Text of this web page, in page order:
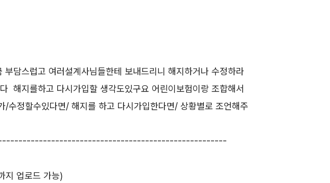
담스럽고 여러설계사님들한테 보내드리니 해지하거나 수정하라
해지를하고 다시가입할 생각도있구요 어린이보험이랑 조합해서
수정할수있다면/ 해지를 하고 다시가입한다면/ 상황별로 조언해주
지 업로드 가능)